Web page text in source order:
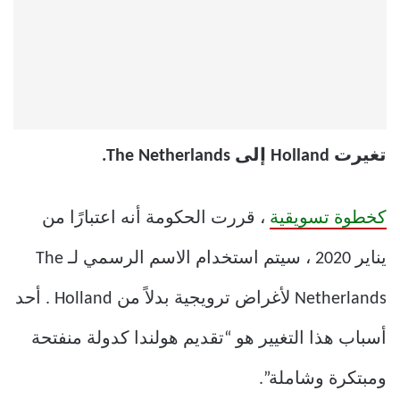
تغيرت Holland إلى The Netherlands.
كخطوة تسويقية ، قررت الحكومة أنه اعتبارًا من
يناير 2020 ، سيتم استخدام الاسم الرسمي لـ The
Netherlands لأغراض ترويجية بدلاً من Holland . أحد
أسباب هذا التغيير هو “تقديم هولندا كدولة منفتحة
ومبتكرة وشاملة”.